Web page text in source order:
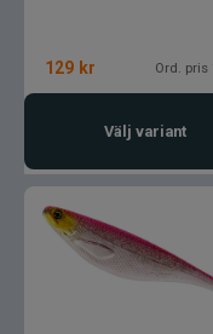
129 kr Ord. pris
Välj variant